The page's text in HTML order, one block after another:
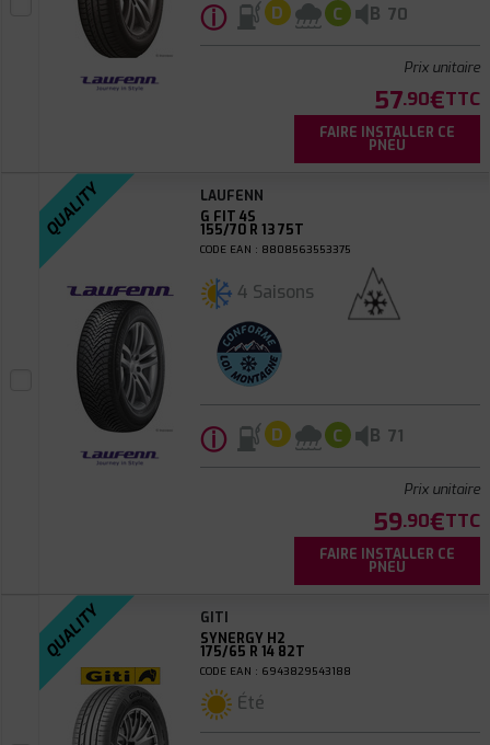
ⓘ D C B 70
Prix unitaire
57.90€TTC
FAIRE INSTALLER CE
PNEU
QUALITY
LAUFENN
G FIT 4S
155/70 R 13 75T
CODE EAN : 8808563553375
4 Saisons
ⓘ D C B 71
Prix unitaire
59.90€TTC
FAIRE INSTALLER CE
PNEU
QUALITY
GITI
SYNERGY H2
175/65 R 14 82T
CODE EAN : 6943829543188
Été